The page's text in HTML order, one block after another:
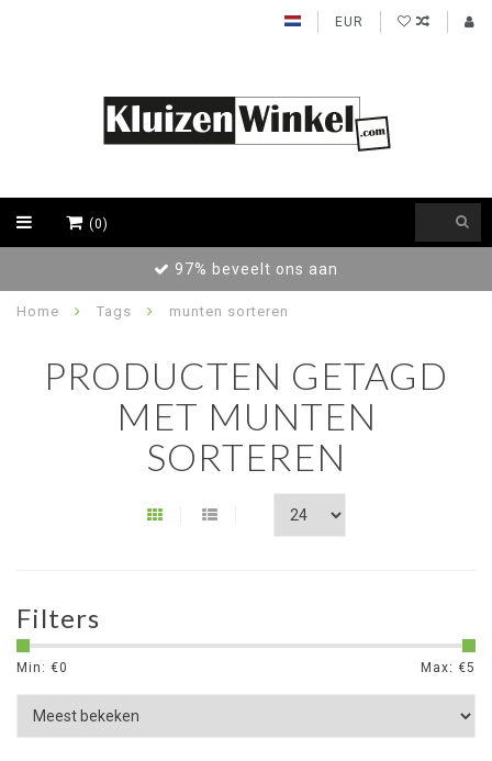
EUR
(0)
97% beveelt ons aan
Home Tags munten sorteren
PRODUCTEN GETAGD
MET MUNTEN
SORTEREN
Filters
Min: €0 Max: €5